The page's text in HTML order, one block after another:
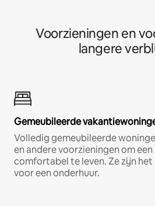
Voorzieningen en
langere
Gemeubileerde
Volledig gemeubileerde
en andere voorzieningen om
comfortabel te leven. Ze zijn
voor een onderhuur.